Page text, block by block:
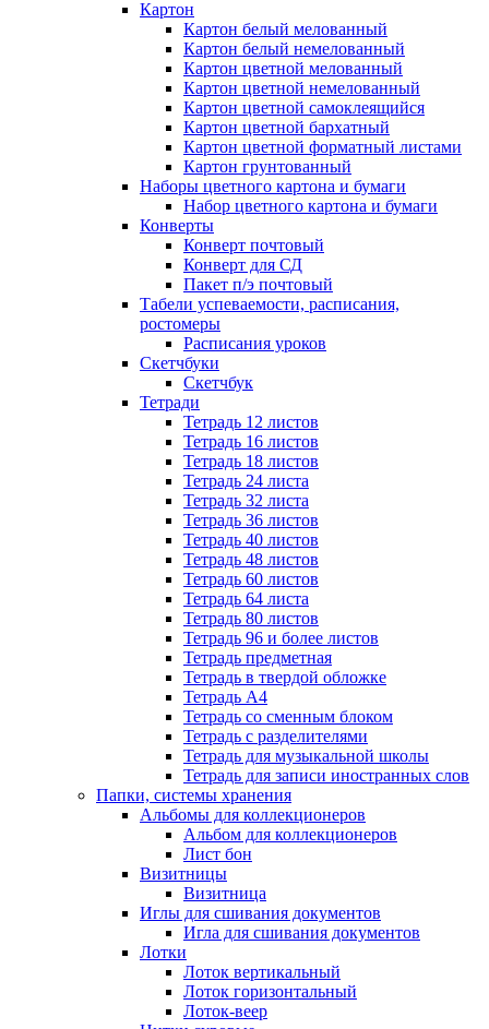
Картон
Картон белый мелованный
Картон белый немелованный
Картон цветной мелованный
Картон цветной немелованный
Картон цветной самоклеящийся
Картон цветной бархатный
Картон цветной форматный листами
Картон грунтованный
Наборы цветного картона и бумаги
Набор цветного картона и бумаги
Конверты
Конверт почтовый
Конверт для СД
Пакет п/э почтовый
Табели успеваемости, расписания,
ростомеры
Расписания уроков
Скетчбуки
Скетчбук
Тетради
Тетрадь 12 листов
Тетрадь 16 листов
Тетрадь 18 листов
Тетрадь 24 листа
Тетрадь 32 листа
Тетрадь 36 листов
Тетрадь 40 листов
Тетрадь 48 листов
Тетрадь 60 листов
Тетрадь 64 листа
Тетрадь 80 листов
Тетрадь 96 и более листов
Тетрадь предметная
Тетрадь в твердой обложке
Тетрадь А4
Тетрадь со сменным блоком
Тетрадь с разделителями
Тетрадь для музыкальной школы
Тетрадь для записи иностранных слов
Папки, системы хранения
Альбомы для коллекционеров
Альбом для коллекционеров
Лист бон
Визитницы
Визитница
Иглы для сшивания документов
Игла для сшивания документов
Лотки
Лоток вертикальный
Лоток горизонтальный
Лоток-веер